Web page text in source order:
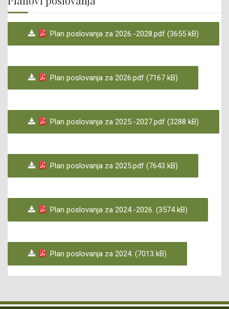
Plan poslovanja za 2026.-2028.pdf (3655 kB)
Plan poslovanja za 2026.pdf (7167 kB)
Plan poslovanja za 2025.-2027.pdf (3288 kB)
Plan poslovanja za 2025.pdf (7643 kB)
Plan poslovanja za 2024.-2026. (3574 kB)
Plan poslovanja za 2024. (7013 kB)
CERTIFIKAT
ŠUMSKOPRIVREDNE OSNOVE
LINKOVI